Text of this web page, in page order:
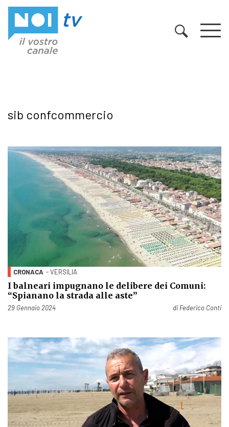
sib confcommercio
CRONACA - VERSILIA
I balneari impugnano le delibere dei Comuni:
“Spianano la strada alle aste”
Pubblicato il
29 Gennaio 2024 di Federico Conti